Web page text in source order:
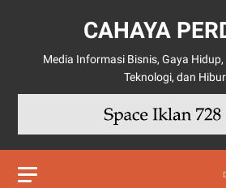
CAHAYA
Media Informasi Bisnis, Gaya
Teknologi, dan